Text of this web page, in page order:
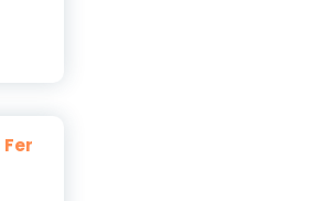
Fer